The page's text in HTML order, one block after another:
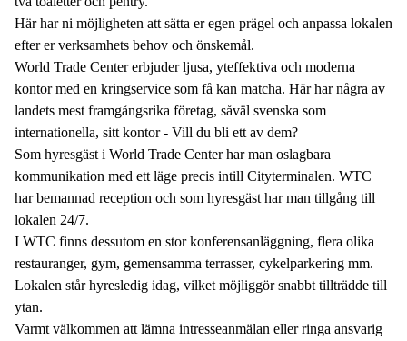
Här har ni möjligheten att sätta er egen prägel och anpassa lokalen
efter er verksamhets behov och önskemål.
World Trade Center erbjuder ljusa, yteffektiva och moderna
kontor med en kringservice som få kan matcha. Här har några av
landets mest framgångsrika företag, såväl svenska som
internationella, sitt kontor - Vill du bli ett av dem?
Som hyresgäst i World Trade Center har man oslagbara
kommunikation med ett läge precis intill Cityterminalen. WTC
har bemannad reception och som hyresgäst har man tillgång till
lokalen 24/7.
I WTC finns dessutom en stor konferensanläggning, flera olika
restauranger, gym, gemensamma terrasser, cykelparkering mm.
Lokalen står hyresledig idag, vilket möjliggör snabbt tillträdde till
ytan.
Varmt välkommen att lämna intresseanmälan eller ringa ansvarig